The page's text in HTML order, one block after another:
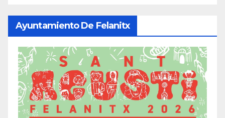
Ayuntamiento De Felanitx